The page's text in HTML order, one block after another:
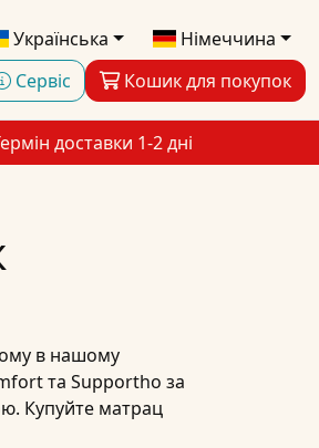
Українська
Німеччина
Сервіс
Кошик для покупок
доставки 1-2 дні
в нашому
та Supportho за
. Купуйте матрац